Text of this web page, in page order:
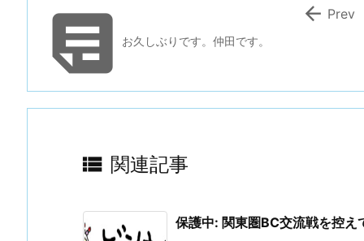
お久しぶりです。仲田です。
 Prev
 関連記事
保護中: 関東圏BC交流戦を控え